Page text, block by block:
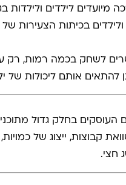
מיועדים לילדים ולילדות
בכיתות הצעירות
לשחק בכמה רמות, רק
להתאים אותם ליכולות של
7 משחקים העוסקים בחלק גדול
קבוצות, ייצוג של